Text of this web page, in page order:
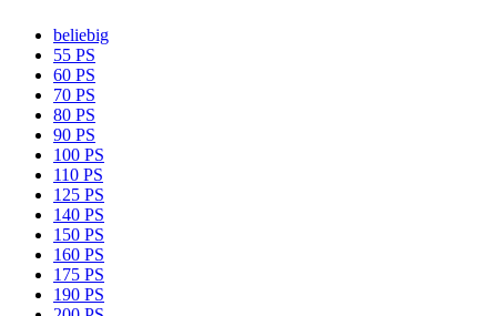
beliebig
55 PS
60 PS
70 PS
80 PS
90 PS
100 PS
110 PS
125 PS
140 PS
150 PS
160 PS
175 PS
190 PS